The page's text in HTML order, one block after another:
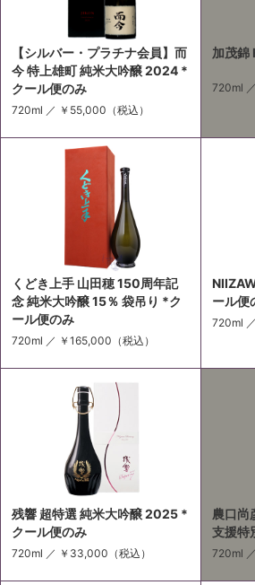
【シルバー・プラチナ会員】而
今 特上雄町 純米大吟醸 2024 *
クール便のみ
720ml ／ ￥55,000 （税込）
加茂錦
720ml ／
くどき上手 山田穂 150周年記
念 純米大吟醸 15％ 袋吊り *ク
ール便のみ
720ml ／ ￥165,000 （税込）
ール便
720ml ／
残響 超特選 純米大吟醸 2025 *
クール便のみ
720ml ／ ￥33,000 （税込）
農口尚
支援特
720ml ／